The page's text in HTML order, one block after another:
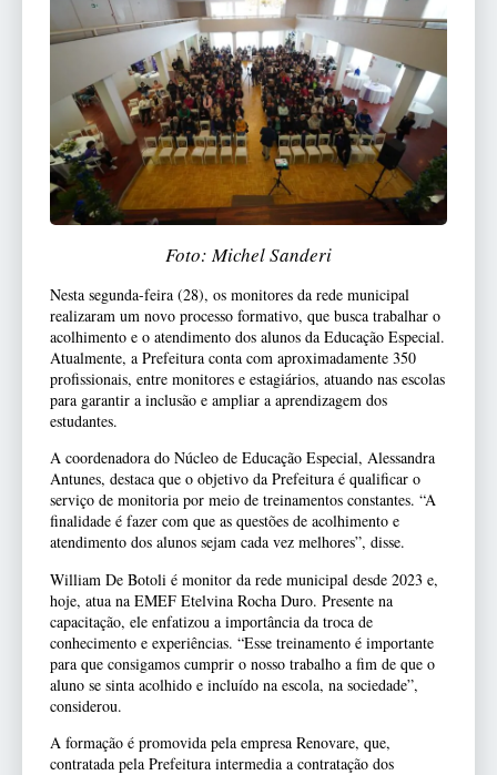
Foto: Michel Sanderi
Nesta segunda-feira (28), os monitores da rede municipal
realizaram um novo processo formativo, que busca trabalhar o
acolhimento e o atendimento dos alunos da Educação Especial.
Atualmente, a Prefeitura conta com aproximadamente 350
profissionais, entre monitores e estagiários, atuando nas escolas
para garantir a inclusão e ampliar a aprendizagem dos
estudantes.
A coordenadora do Núcleo de Educação Especial, Alessandra
Antunes, destaca que o objetivo da Prefeitura é qualificar o
serviço de monitoria por meio de treinamentos constantes. “A
finalidade é fazer com que as questões de acolhimento e
atendimento dos alunos sejam cada vez melhores”, disse.
William De Botoli é monitor da rede municipal desde 2023 e,
hoje, atua na EMEF Etelvina Rocha Duro. Presente na
capacitação, ele enfatizou a importância da troca de
conhecimento e experiências. “Esse treinamento é importante
para que consigamos cumprir o nosso trabalho a fim de que o
aluno se sinta acolhido e incluído na escola, na sociedade”,
considerou.
A formação é promovida pela empresa Renovare, que,
contratada pela Prefeitura intermedia a contratação dos